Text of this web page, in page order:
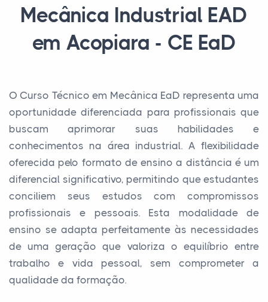
Mecânica Industrial EAD
em Acopiara - CE EaD
O Curso Técnico em Mecânica EaD representa uma
oportunidade diferenciada para profissionais que
buscam aprimorar suas habilidades e
conhecimentos na área industrial. A flexibilidade
oferecida pelo formato de ensino a distância é um
diferencial significativo, permitindo que estudantes
conciliem seus estudos com compromissos
profissionais e pessoais. Esta modalidade de
ensino se adapta perfeitamente às necessidades
de uma geração que valoriza o equilíbrio entre
trabalho e vida pessoal, sem comprometer a
qualidade da formação.